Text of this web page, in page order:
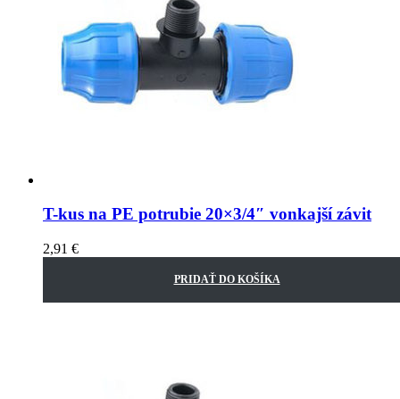
T-kus na PE potrubie 20×3/4″ vonkajší závit
2,91 €
PRIDAŤ DO KOŠÍKA